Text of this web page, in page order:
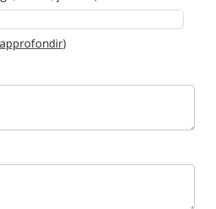
approfondir)